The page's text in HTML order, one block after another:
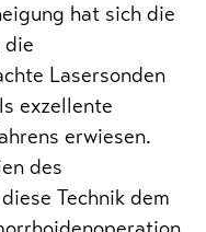
hat sich die
die
Lasersonden
exzellente
erwiesen.
des
Technik dem